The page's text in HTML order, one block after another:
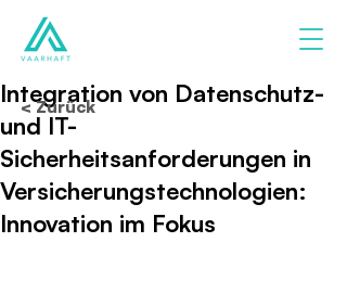
Integration von Datenschutz-
und IT-
Sicherheitsanforderungen in
Versicherungstechnologien:
Innovation im Fokus
< Zurück